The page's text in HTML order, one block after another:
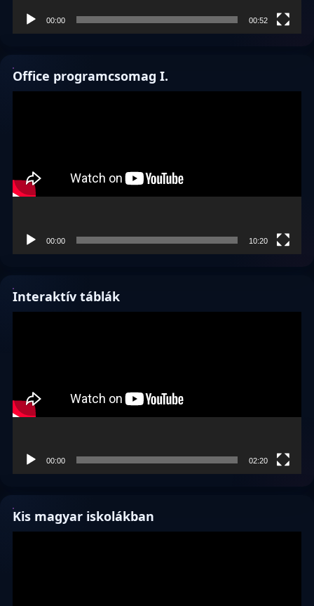
00:00 00:52
Office programcsomag I.
00:00 10:20
Interaktív táblák
00:00 02:20
Kis magyar iskolákban